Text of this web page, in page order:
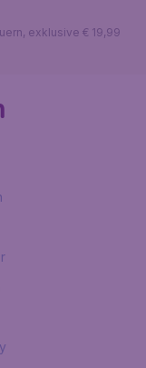
exklusive € 19,99